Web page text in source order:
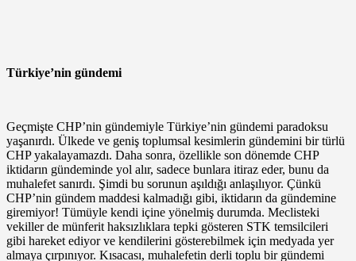
Türkiye’nin gündemi
Geçmişte CHP’nin gündemiyle Türkiye’nin gündemi paradoksu
yaşanırdı. Ülkede ve geniş toplumsal kesimlerin gündemini bir türlü
CHP yakalayamazdı. Daha sonra, özellikle son dönemde CHP
iktidarın gündeminde yol alır, sadece bunlara itiraz eder, bunu da
muhalefet sanırdı. Şimdi bu sorunun aşıldığı anlaşılıyor. Çünkü
CHP’nin gündem maddesi kalmadığı gibi, iktidarın da gündemine
giremiyor! Tümüyle kendi içine yönelmiş durumda. Meclisteki
vekiller de münferit haksızlıklara tepki gösteren STK temsilcileri
gibi hareket ediyor ve kendilerini gösterebilmek için medyada yer
almaya çırpınıyor. Kısacası, muhalefetin derli toplu bir gündemi